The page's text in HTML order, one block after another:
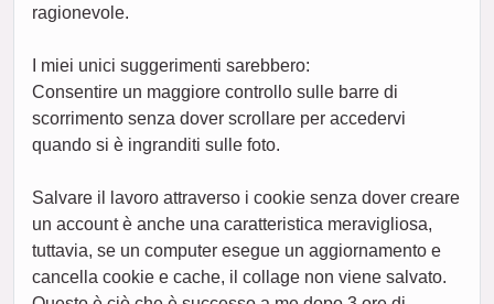
ragionevole.
I miei unici suggerimenti sarebbero:
Consentire un maggiore controllo sulle barre di
scorrimento senza dover scrollare per accedervi
quando si è ingranditi sulle foto.
Salvare il lavoro attraverso i cookie senza dover creare
un account è anche una caratteristica meravigliosa,
tuttavia, se un computer esegue un aggiornamento e
cancella cookie e cache, il collage non viene salvato.